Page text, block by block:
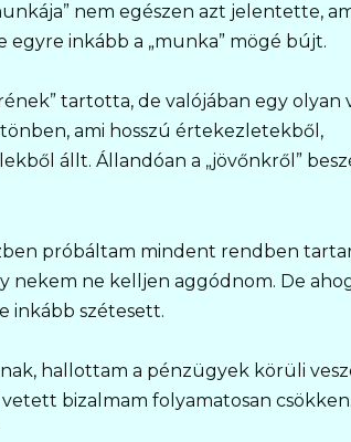
nem egészen azt jelentette,
egyre inkább a „munka” mögé bújt.
tartotta, de valójában egy olyan
ami hosszú értekezletekből,
állt. Állandóan a „jövőnkről”
próbáltam mindent rendben
nekem ne kelljen aggódnom. De
inkább szétesett.
hallottam a pénzügyek körüli
bizalmam folyamatosan